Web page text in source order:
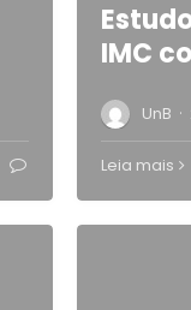
IMC
UnB ·
Leia mais